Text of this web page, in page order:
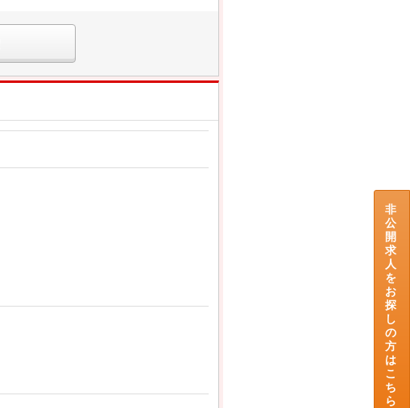
非
公
開
求
人
を
お
探
し
の
方
は
こ
ち
ら